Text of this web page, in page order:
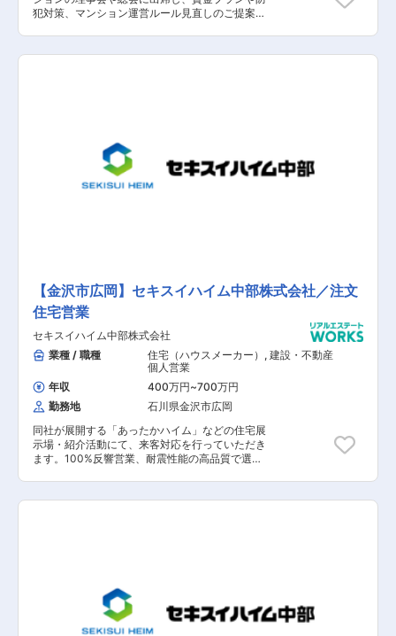
工～引渡し 着工から90～100日程度で住宅の引渡
しとなります。 社内の施工管理担当と協力し、家
づくりが始まりま
犯対策、マンション運営ルール見直しのご提案、
ンの定期巡回 ■問い合わせ対応 ■各種書類作成
【金沢市広岡】セキスイハイム中部株式会社／注文
住宅営業
セキスイハイム中部株式会社
業種 / 職種
住宅（ハウスメーカー） , 建設・不動産
個人営業
年収
400万円~700万円
勤務地
石川県金沢市広岡
同社が展開する「あったかハイム」などの住宅展
示場・紹介活動にて、来客対応を行っていただき
ます。100%反響営業、耐震性能の高品質で選ば
す。 建売～注文住宅まで幅広い商品ラインナップ
等） ■お客様との打ち合わせ（間取り・ローン設
定の相談・施工から引渡しのスケジュール調整）
■引渡し、アフターフォローなど ※営業が会社の
窓口であり、間取り～インテリアのプランニン